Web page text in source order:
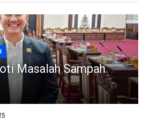
Masalah Sampah